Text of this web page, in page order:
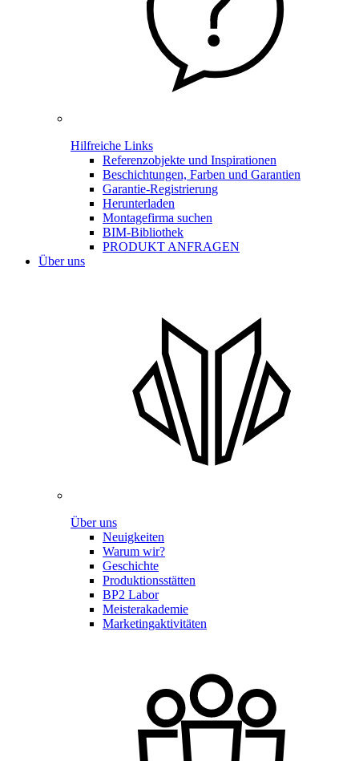
Hilfreiche Links
Referenzobjekte und Inspirationen
Beschichtungen, Farben und Garantien
Garantie-Registrierung
Herunterladen
Montagefirma suchen
BIM-Bibliothek
PRODUKT ANFRAGEN
Über uns
Über uns
Neuigkeiten
Warum wir?
Geschichte
Produktionsstätten
BP2 Labor
Meisterakademie
Marketingaktivitäten